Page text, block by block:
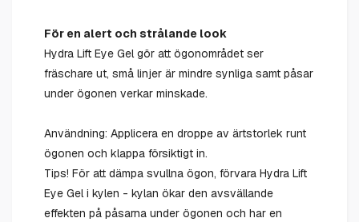
För en alert och strålande look
Hydra Lift Eye Gel gör att ögonområdet ser
fräschare ut, små linjer är mindre synliga samt påsar
under ögonen verkar minskade.
Användning: Applicera en droppe av ärtstorlek runt
ögonen och klappa försiktigt in.
Tips! För att dämpa svullna ögon, förvara Hydra Lift
Eye Gel i kylen - kylan ökar den avsvällande
effekten på påsarna under ögonen och har en